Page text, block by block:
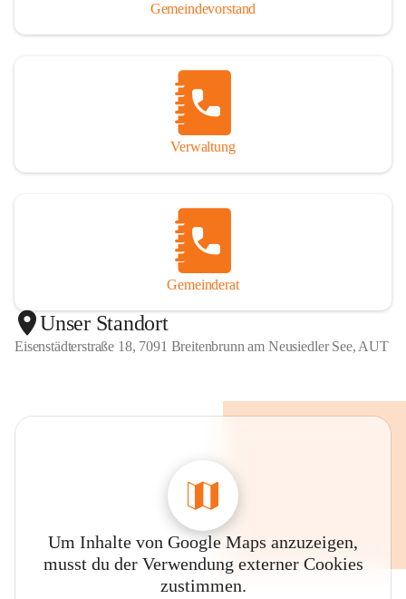
Gemeindevorstand
Verwaltung
Gemeinderat
Unser Standort
Eisenstädterstraße 18, 7091 Breitenbrunn am Neusiedler See, AUT
Um Inhalte von Google Maps anzuzeigen,
musst du der Verwendung externer Cookies
zustimmen.